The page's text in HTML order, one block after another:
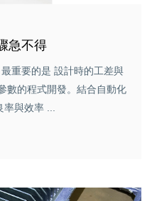
急不得
重要的是 設計時的工差與
數的程式開發。結合自動化
與效率 ...